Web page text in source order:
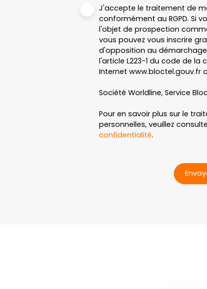
J'accepte le traitement de
conformément au RGPD. Si
l'objet de prospection
vous pouvez vous inscrire
d'opposition au
l'article L223-1 du code de la
Internet www.bloctel.gouv.fr
Société Worldline, Service
Pour en savoir plus sur le
personnelles, veuillez
confidentialité.